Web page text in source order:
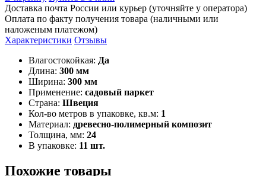
Доставка почта России или курьер (уточняйте у оператора)
Оплата по факту получения товара (наличными или
наложеным платежом)
Характеристики Отзывы
Влагостокойкая: Да
Длина: 300 мм
Ширина: 300 мм
Применение: садовый паркет
Страна: Швеция
Кол-во метров в упаковке, кв.м: 1
Материал: древесно-полимерный композит
Толщина, мм: 24
В упаковке: 11 шт.
Похожие товары